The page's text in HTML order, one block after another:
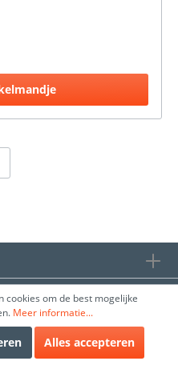
cookies om de best mogelijke
Meer informatie...
Alles accepteren